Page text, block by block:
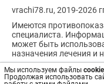
Мы используем файлы cookie
Продолжая использовать
vrachi78.ru, 2019-2026
Имеются
специалиста.
может быть
назначения лечения и
Возрастное